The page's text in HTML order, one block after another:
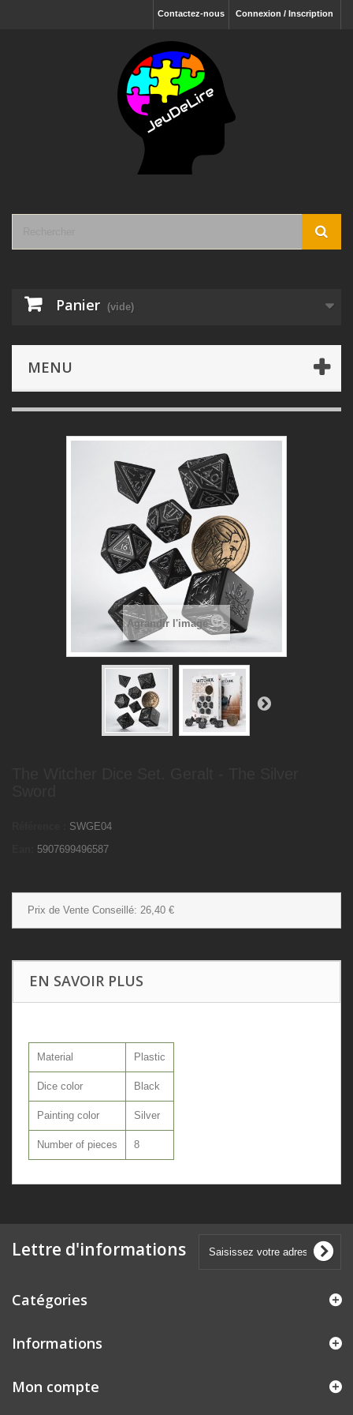
Connexion / Inscription
Contactez-nous
Panier (vide)
MENU
Agrandir l'image
SWGE04
5907699496587
Prix de Vente Conseillé: 26,40 €
EN SAVOIR PLUS
Material Plastic
Dice color Black
Painting color Silver
Number of pieces 8
Lettre d'informations
Catégories
Informations
Mon compte